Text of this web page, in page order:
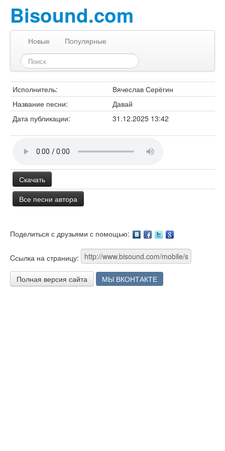
Bisound.com
Новые Популярные
Исполнитель:
Вячеслав Серёгин
Название песни:
Давай
Дата публикации:
31.12.2025 13:42
Скачать
Все песни автора
Поделиться с друзьями с помощью:
Cсылка на страницу:
Полная версия сайта МЫ ВКОНТАКТЕ